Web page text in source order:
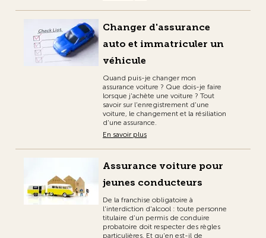
Changer d'assurance
auto et immatriculer un
véhicule
Quand puis-je changer mon
assurance voiture ? Que dois-je faire
lorsque j'achète une voiture ? Tout
savoir sur l'enregistrement d'une
voiture, le changement et la résiliation
d'une assurance.
En savoir plus
Assurance voiture pour
jeunes conducteurs
De la franchise obligatoire à
l'interdiction d'alcool : toute personne
titulaire d'un permis de conduire
probatoire doit respecter des règles
particulières. Et qu'en est-il de